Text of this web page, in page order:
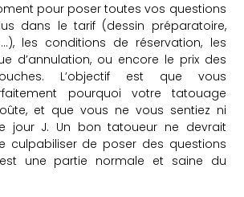
pour poser toutes vos questions
dans le tarif (dessin préparatoire,
les conditions de réservation, les
d’annulation, ou encore le prix des
L’objectif est que vous
pourquoi votre tatouage
et que vous ne vous sentiez ni
jour J. Un bon tatoueur ne devrait
culpabiliser de poser des questions
une partie normale et saine du